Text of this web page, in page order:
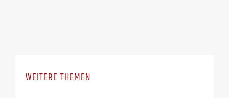
WEITERE THEMEN